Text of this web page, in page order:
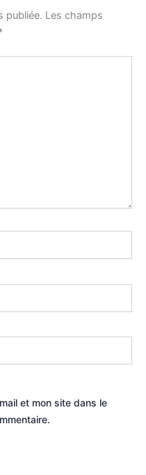
publiée. Les champs
et mon site dans le